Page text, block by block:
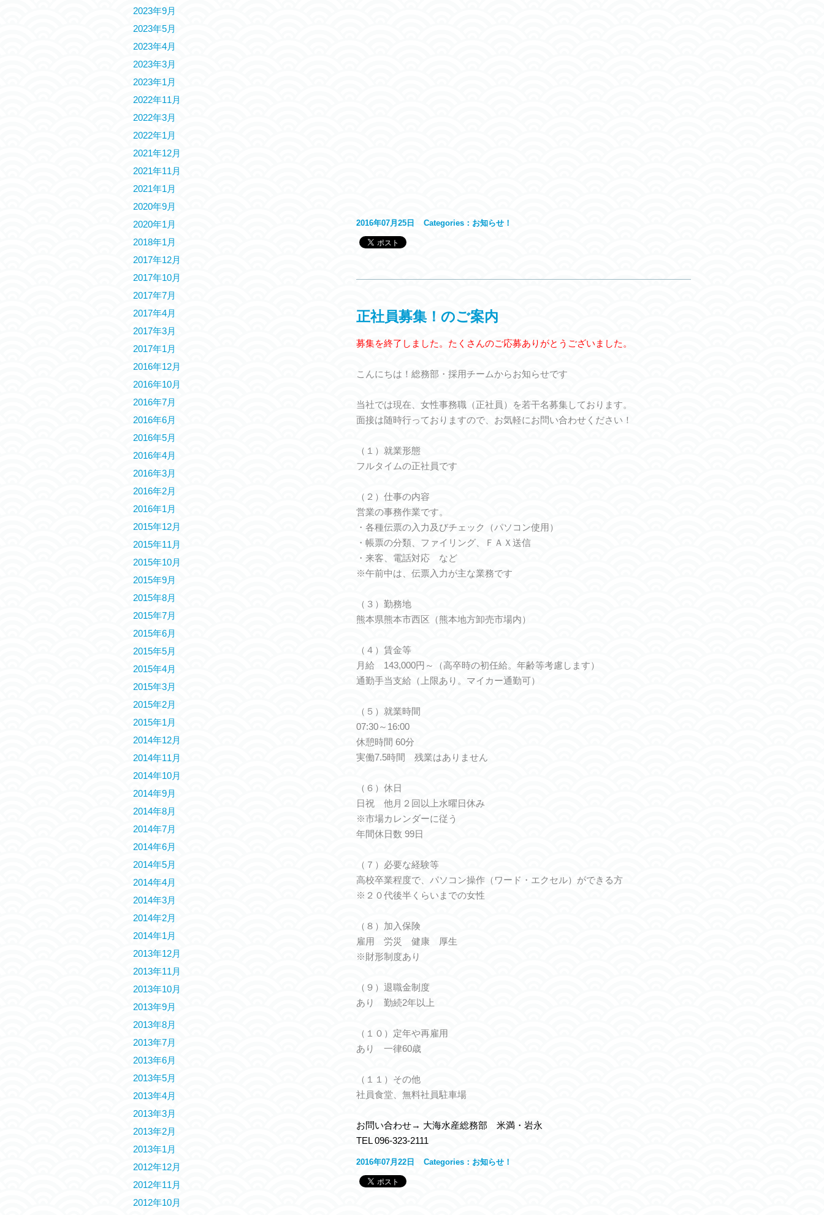
2016年07月25日 Categories： お知らせ！
正社員募集！のご案内
募集を終了しました。たくさんのご応募ありがとうございました。
こんにちは！総務部・採用チームからお知らせです
当社では現在、女性事務職（正社員）を若干名募集しております。
面接は随時行っておりますので、お気軽にお問い合わせください！
（１）就業形態
フルタイムの正社員です
（２）仕事の内容
営業の事務作業です。
・各種伝票の入力及びチェック（パソコン使用）
・帳票の分類、ファイリング、ＦＡＸ送信
・来客、電話対応 など
※午前中は、伝票入力が主な業務です
（３）勤務地
熊本県熊本市西区（熊本地方卸売市場内）
（４）賃金等
月給 143,000円～（高卒時の初任給。年齢等考慮します）
通勤手当支給（上限あり。マイカー通勤可）
（５）就業時間
07:30～16:00
休憩時間 60分
実働7.5時間 残業はありません
（６）休日
日祝 他月２回以上水曜日休み
※市場カレンダーに従う
年間休日数 99日
（７）必要な経験等
高校卒業程度で、パソコン操作（ワード・エクセル）ができる方
※２０代後半くらいまでの女性
（８）加入保険
雇用 労災 健康 厚生
※財形制度あり
（９）退職金制度
あり 勤続2年以上
（１０）定年や再雇用
あり 一律60歳
（１１）その他
社員食堂、無料社員駐車場
お問い合わせ→ 大海水産総務部 米満・岩永
TEL 096-323-2111
2016年07月22日 Categories： お知らせ！
2023年9月
2023年5月
2023年4月
2023年3月
2023年1月
2022年11月
2022年3月
2022年1月
2021年12月
2021年11月
2021年1月
2020年9月
2020年1月
2018年1月
2017年12月
2017年10月
2017年7月
2017年4月
2017年3月
2017年1月
2016年12月
2016年10月
2016年7月
2016年6月
2016年5月
2016年4月
2016年3月
2016年2月
2016年1月
2015年12月
2015年11月
2015年10月
2015年9月
2015年8月
2015年7月
2015年6月
2015年5月
2015年4月
2015年3月
2015年2月
2015年1月
2014年12月
2014年11月
2014年10月
2014年9月
2014年8月
2014年7月
2014年6月
2014年5月
2014年4月
2014年3月
2014年2月
2014年1月
2013年12月
2013年11月
2013年10月
2013年9月
2013年8月
2013年7月
2013年6月
2013年5月
2013年4月
2013年3月
2013年2月
2013年1月
2012年12月
2012年11月
2012年10月